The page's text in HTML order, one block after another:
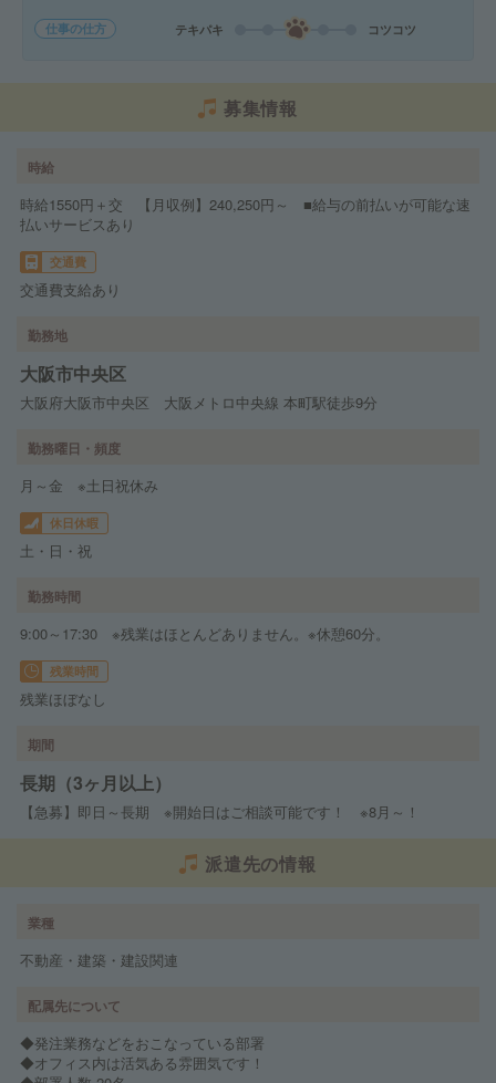
仕事の仕方 テキパキ コツコツ
募集情報
時給
時給1550円＋交 【月収例】240,250円～ ■給与の前払いが可能な速
払いサービスあり
交通費
交通費支給あり
勤務地
大阪市中央区
大阪府大阪市中央区 大阪メトロ中央線 本町駅徒歩9分
勤務曜日・頻度
月～金 ※土日祝休み
休日休暇
土・日・祝
勤務時間
9:00～17:30 ※残業はほとんどありません。※休憩60分。
残業時間
残業ほぼなし
期間
長期（3ヶ月以上）
【急募】即日～長期 ※開始日はご相談可能です！ ※8月～！
派遣先の情報
業種
不動産・建築・建設関連
配属先について
◆発注業務などをおこなっている部署
◆オフィス内は活気ある雰囲気です！